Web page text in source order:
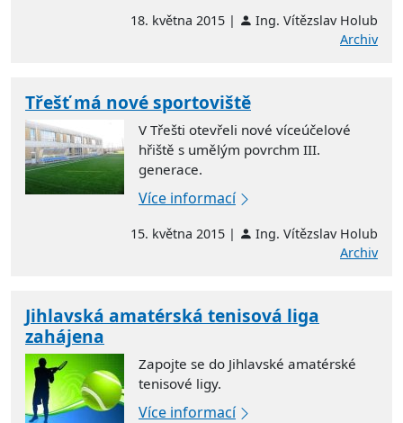
18. května 2015 |
Ing. Vítězslav Holub
Archiv
Třešť má nové sportoviště
V Třešti otevřeli nové víceúčelové
hřiště s umělým povrchm III.
generace.
Více informací
15. května 2015 |
Ing. Vítězslav Holub
Archiv
Jihlavská amatérská tenisová liga
zahájena
Zapojte se do Jihlavské amatérské
tenisové ligy.
Více informací